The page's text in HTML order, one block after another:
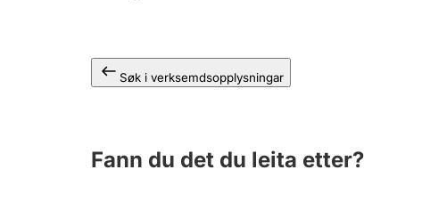
Søk i verksemdsopplysningar
Fann du det du leita etter?